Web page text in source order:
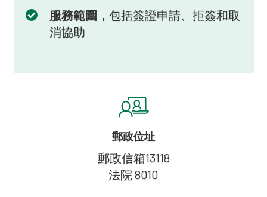
服務範圍， 包括簽證申請、拒簽和取
消協助
郵政位址
郵政信箱13118
法院 8010